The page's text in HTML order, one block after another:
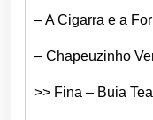
– A Cigarra e a
– Chapeuzinho
>> Fina – Buia